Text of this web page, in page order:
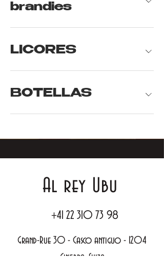
brandies
LICORES
BOTELLAS
Al rey Ubu
+41 22 310 73 98
Grand-Rue 30 - Casco antiguo - 1204
Ginebra, Suiza